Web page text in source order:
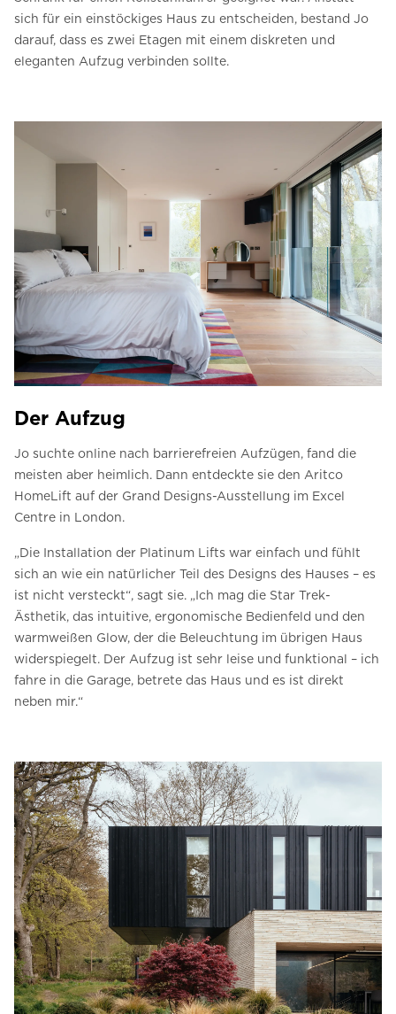
sich für ein einstöckiges Haus zu entscheiden, bestand Jo
darauf, dass es zwei Etagen mit einem diskreten und
eleganten Aufzug verbinden sollte.
Der Aufzug
Jo suchte online nach barrierefreien Aufzügen, fand die
meisten aber heimlich. Dann entdeckte sie den Aritco
HomeLift auf der Grand Designs-Ausstellung im Excel
Centre in London.
„Die Installation der Platinum Lifts war einfach und fühlt
sich an wie ein natürlicher Teil des Designs des Hauses – es
ist nicht versteckt“, sagt sie. „Ich mag die Star Trek-
Ästhetik, das intuitive, ergonomische Bedienfeld und den
warmweißen Glow, der die Beleuchtung im übrigen Haus
widerspiegelt. Der Aufzug ist sehr leise und funktional – ich
fahre in die Garage, betrete das Haus und es ist direkt
neben mir.“